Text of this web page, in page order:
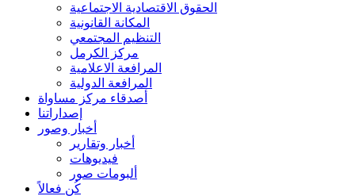
الحقوق الاقتصادية الاجتماعية
المكانة القانونية
التنظيم المجتمعي
مركز الكرمل
المرافعة الاعلامية
المرافعة الدولية
أصدقاء مركز مساواة
إصداراتنا
أخبار وصور
أخبار وتقارير
فيديوهات
ألبومات صور
كُن فعالاً